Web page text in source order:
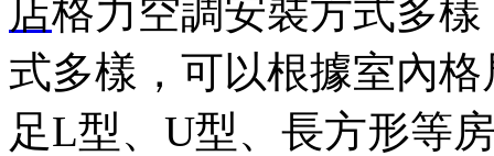
店格力空調安裝方式多樣
式多樣，可以根據室內
足L型、U型、長方形等房